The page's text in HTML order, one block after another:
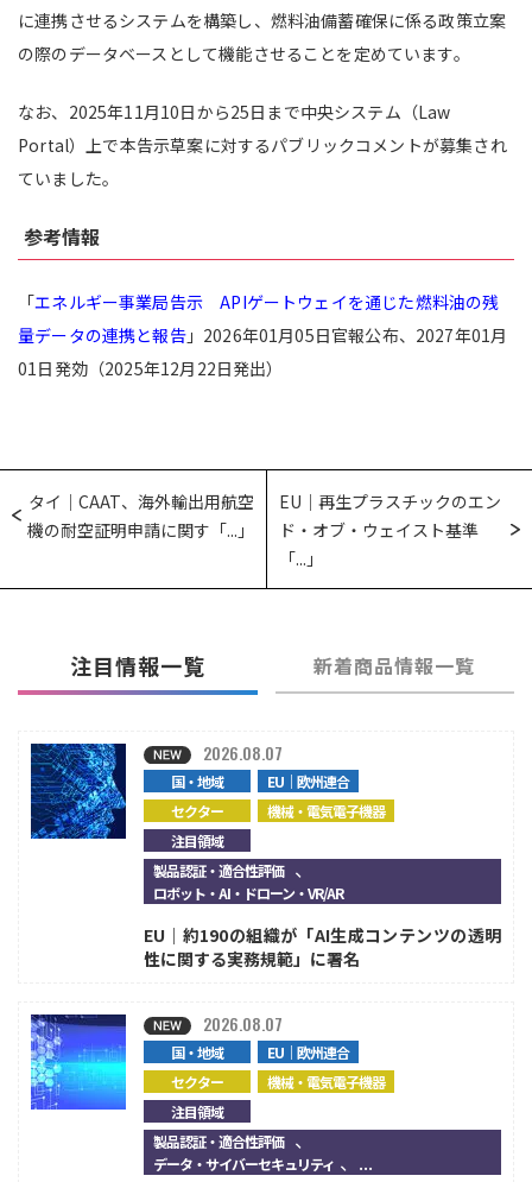
に連携させるシステムを構築し、燃料油備蓄確保に係る政策立案
の際のデータベースとして機能させることを定めています。
なお、2025年11月10日から25日まで中央システム（Law
Portal）上で本告示草案に対するパブリックコメントが募集され
ていました。
参考情報
「エネルギー事業局告示 APIゲートウェイを通じた燃料油の残
量データの連携と報告」2026年01月05日官報公布、2027年01月
01日発効（2025年12月22日発出）
タイ｜CAAT、海外輸出用航空
機の耐空証明申請に関す「...」
EU｜再生プラスチックのエン
ド・オブ・ウェイスト基準
「...」
注目情報一覧 新着商品情報一覧
国・地域
EU｜欧州連合
セクター
機械・電気電子機器
注目領域
製品認証・適合性評価 、
ロボット・AI・ドローン・VR/AR
2026.08.07
EU｜約190の組織が「AI生成コンテンツの透明
性に関する実務規範」に署名
国・地域
EU｜欧州連合
セクター
機械・電気電子機器
注目領域
製品認証・適合性評価 、
データ・サイバーセキュリティ 、...
2026.08.07